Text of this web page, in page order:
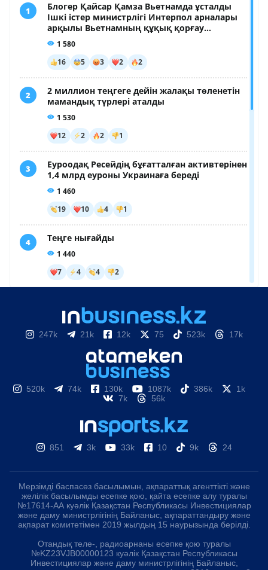
247k 21k 12k 75 523k 17k
520k 74k 130k 1087k 386k
1k
7k
56k
851 3k 33k 10 9k 24
Мерзімді баспасөз басылымын, ақпараттық агенттікті және
желілік басылымды есепке қою, қайта есепке алу туралы
№17614-АА куәлік Қазақстан Республикасы Инвестициялар
және даму министрлігінің Байланыс, ақпараттандыру және
ақпарат комитетімен 2019 жылдың 15 наурызында берілді.
Отандық теле-, радиоарнаны есепке қою туралы
№KZ23VJB00000123 куәлік Қазақстан Республикасы
Инвестициялар және даму министрлігінің Байланыс,